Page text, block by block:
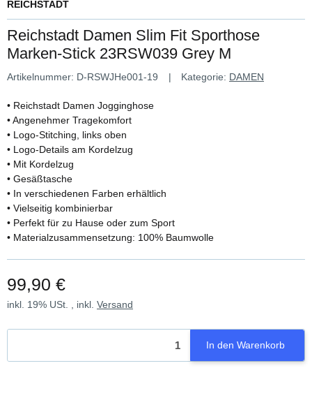
Reichstadt Damen Slim Fit Sporthose
Marken-Stick 23RSW039 Grey M
Artikelnummer: D-RSWJHe001-19 Kategorie: DAMEN
• Reichstadt Damen Jogginghose
• Angenehmer Tragekomfort
• Logo-Stitching, links oben
• Logo-Details am Kordelzug
• Mit Kordelzug
• Gesäßtasche
• In verschiedenen Farben erhältlich
• Vielseitig kombinierbar
• Perfekt für zu Hause oder zum Sport
• Materialzusammensetzung: 100% Baumwolle
99,90 €
inkl. 19% USt. , inkl. Versand
In den Warenkorb